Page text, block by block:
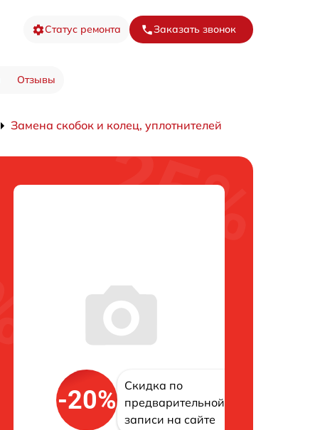
Статус ремонта Заказать звонок
Отзывы
Замена скобок и колец, уплотнителей
-20%
Скидка по
предварительной
записи на сайте